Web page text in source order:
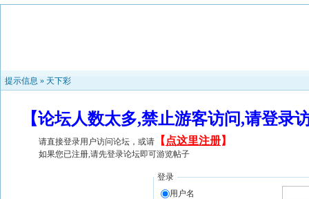
提示信息 » 天下彩
【论坛人数太多,禁止游客访问,请登
请直接登录用户访问论坛，或请 【 点这里注册】
如果您已注册,请先登录论坛即可游览帖子
登录
用户名